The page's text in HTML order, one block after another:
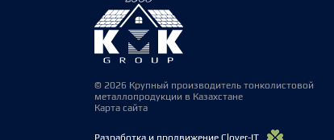
© 2026 Крупный производитель тонколистовой
металлопродукции в Казахстане
Карта сайта